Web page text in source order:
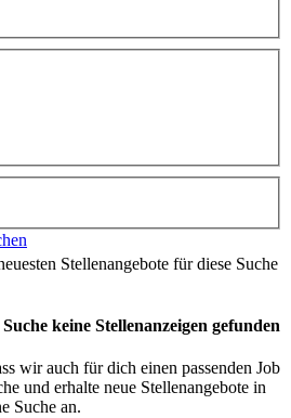
Stellenangebote für diese Suche
keine Stellenanzeigen gefunden
wir auch für dich einen passenden Job
und erhalte neue Stellenangebote in
Suche an.